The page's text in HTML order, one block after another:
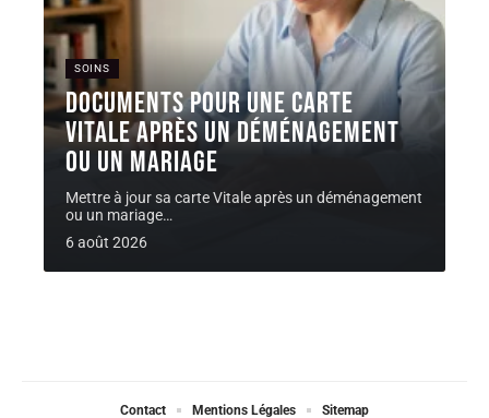
SOINS
Documents pour une carte
Vitale après un déménagement
ou un mariage
Mettre à jour sa carte Vitale après un déménagement
ou un mariage…
6 août 2026
Contact Mentions Légales Sitemap